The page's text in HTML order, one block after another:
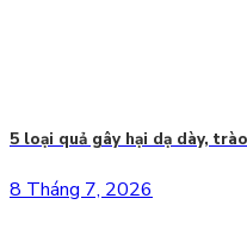
5 loại quả gây hại dạ dày,
8 Tháng 7, 2026